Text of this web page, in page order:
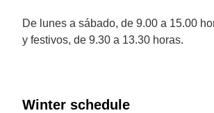
De lunes a sábado, de 9.00 a 15.00
y festivos, de 9.30 a 13.30 horas.
Winter schedule